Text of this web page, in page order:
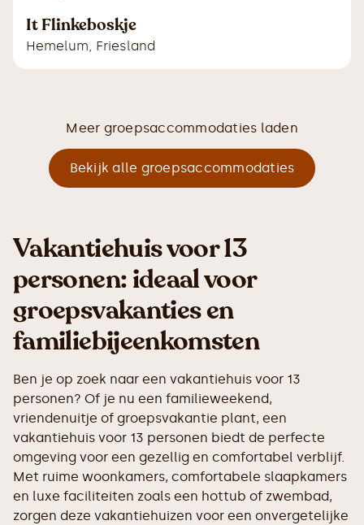
It Flinkeboskje
Hemelum, Friesland
Meer groepsaccommodaties laden
Bekijk alle groepsaccommodaties
Vakantiehuis voor 13
personen: ideaal voor
groepsvakanties en
familiebijeenkomsten
Ben je op zoek naar een vakantiehuis voor 13
personen? Of je nu een familieweekend,
vriendenuitje of groepsvakantie plant, een
vakantiehuis voor 13 personen biedt de perfecte
omgeving voor een gezellig en comfortabel verblijf.
Met ruime woonkamers, comfortabele slaapkamers
en luxe faciliteiten zoals een hottub of zwembad,
zorgen deze vakantiehuizen voor een onvergetelijke